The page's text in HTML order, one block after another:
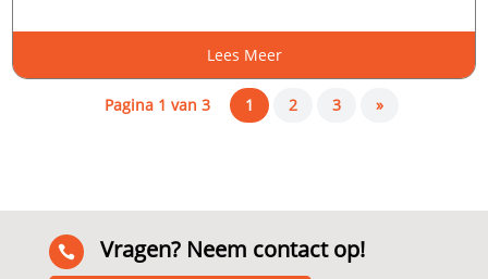
Lees Meer
Pagina 1 van 3 1 2 3 »
 Vragen? Neem contact op!